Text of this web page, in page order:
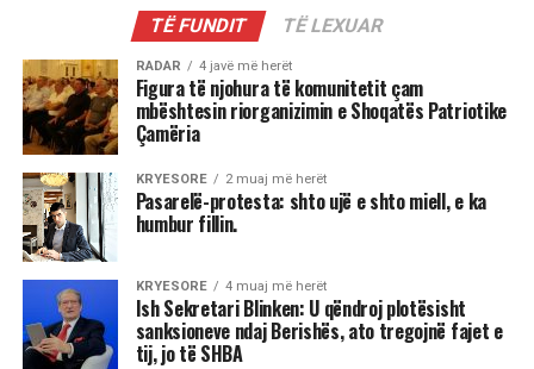
TË FUNDIT TË LEXUAR
RADAR 4 javë më herët
Figura të njohura të komunitetit çam
mbështesin riorganizimin e Shoqatës Patriotike
Çamëria
KRYESORE 2 muaj më herët
Pasarelë-protesta: shto ujë e shto miell, e ka
humbur fillin.
KRYESORE 4 muaj më herët
Ish Sekretari Blinken: U qëndroj plotësisht
sanksioneve ndaj Berishës, ato tregojnë fajet e
tij, jo të SHBA